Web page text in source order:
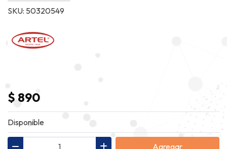
SKU: 50320549
$ 890
Disponible
Agregar